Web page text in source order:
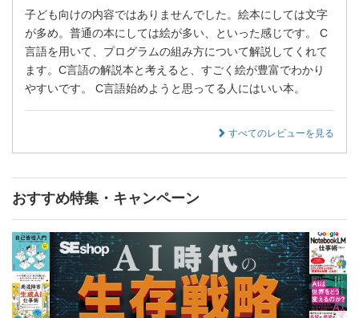
子ども向けの内容ではありませんでした。絵本にしては文字
が多め。普通の本にしては絵が多い、といった感じです。 C
言語を用いて、プログラムの組み方について解説してくれて
ます。C言語の解説本と考えると、すごく絵が豊富でわかり
やすいです。 C言語始めようと思ってる人にはいい本。
すべてのレビューを見る
おすすめ特集・キャンペーン